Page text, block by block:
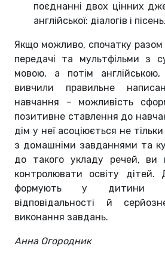
поєднанні двох цінних
англійської: діалогів і пісень.
Якщо можливо, спочатку разом
передачі та мультфільми з
мовою, а потім
вивчили правильне
навчання – можливість
позитивне ставлення до
дім у неї асоціюється не
з домашніми завданнями та
до такого укладу речей, ви
контролювати освіту дітей.
формують у дитини
відповідальності й
виконання завдань.
Анна Огородник